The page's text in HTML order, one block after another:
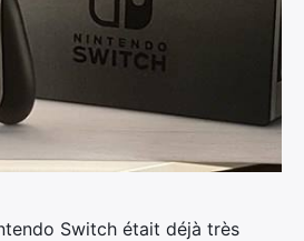
Switch était déjà très